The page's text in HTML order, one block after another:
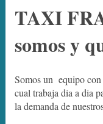
TAXI
somos y
Somos un equipo con
cual trabaja dia a dia
la demanda de